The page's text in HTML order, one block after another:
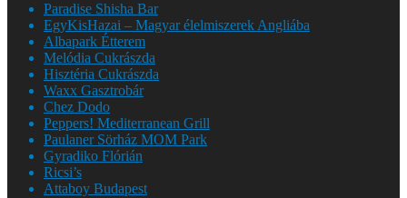
Paradise Shisha Bar
EgyKisHazai – Magyar élelmiszerek Angliába
Albapark Étterem
Melódia Cukrászda
Hisztéria Cukrászda
Waxx Gasztrobár
Chez Dodo
Peppers! Mediterranean Grill
Paulaner Sörház MOM Park
Gyradiko Flórián
Ricsi’s
Attaboy Budapest